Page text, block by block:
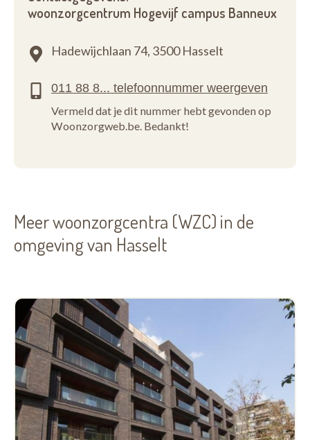
woonzorgcentrum Hogevijf campus Banneux
Hadewijchlaan 74, 3500 Hasselt
Vermeld dat je dit nummer hebt gevonden op
Woonzorgweb.be. Bedankt!
Meer woonzorgcentra (WZC) in de
omgeving van Hasselt